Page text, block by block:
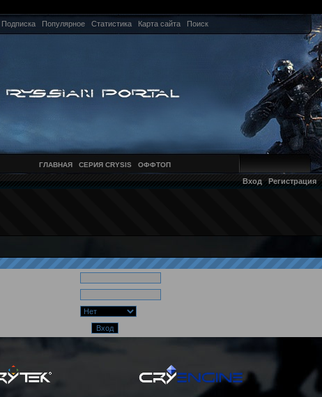
Подписка Популярное Статистика Карта сайта Поиск
ГЛАВНАЯ СЕРИЯ CRYSIS ОФФТОП
Вход Регистрация